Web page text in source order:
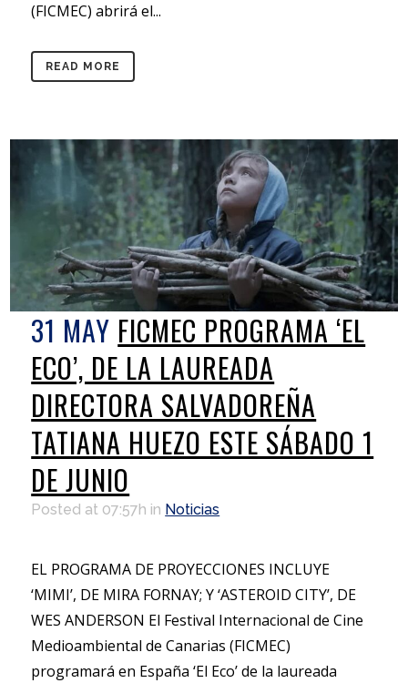
(FICMEC) abrirá el...
READ MORE
31 MAY FICMEC PROGRAMA ‘EL
ECO’, DE LA LAUREADA
DIRECTORA SALVADOREÑA
TATIANA HUEZO ESTE SÁBADO 1
DE JUNIO
Posted at 07:57h in Noticias
EL PROGRAMA DE PROYECCIONES INCLUYE
‘MIMI’, DE MIRA FORNAY; Y ‘ASTEROID CITY’, DE
WES ANDERSON El Festival Internacional de Cine
Medioambiental de Canarias (FICMEC)
programará en España ‘El Eco’ de la laureada